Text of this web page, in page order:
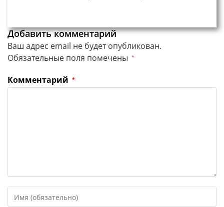
Добавить комментарий
Ваш адрес email не будет опубликован.
Обязательные поля помечены *
Комментарий *
свое